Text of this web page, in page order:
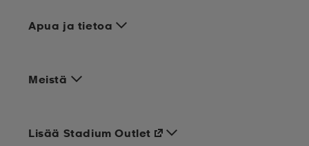
Apua ja tietoa
Meistä
Lisää Stadium Outlet